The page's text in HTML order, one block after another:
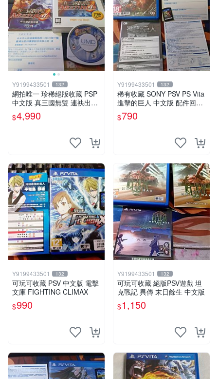
Y9199433501 132
網拍唯一 珍稀絕版收藏 PSP
中文版 真三國無雙 連袂出擊
1 MULTIRAID1
$4,990
Y9199433501 132
稀有收藏 SONY PSV PS Vita
進擊的巨人 中文版 配件回函
卡齊全
$790
Y9199433501 132
可玩可收藏 PSV 中文版 電擊
文庫 FIGHTING CLIMAX
$990
Y9199433501 132
可玩可收藏 絕版PSV遊戲 坦
克戰記 異傳 末日餘生 中文版
$1,150